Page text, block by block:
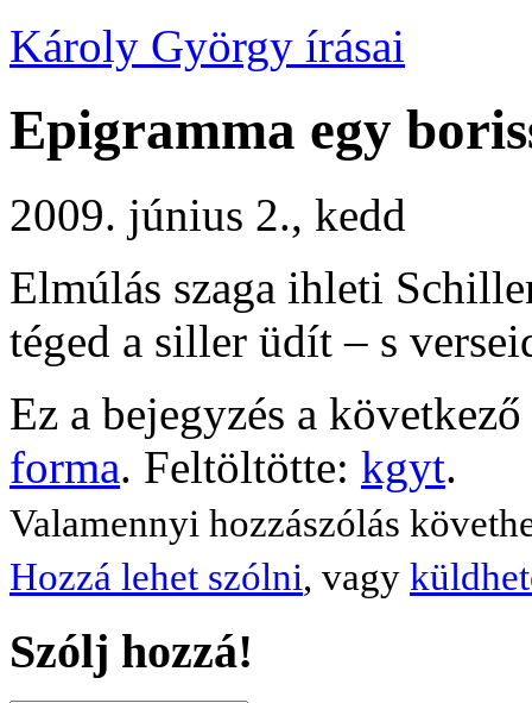
Károly György írásai
Epigramma egy
2009. június 2., kedd
Elmúlás szaga ihleti
téged a siller üdít – s
Ez a bejegyzés a
forma. Feltöltötte: kgyt.
Valamennyi hozzászólás
Hozzá lehet szólni, vagy
Szólj hozzá!